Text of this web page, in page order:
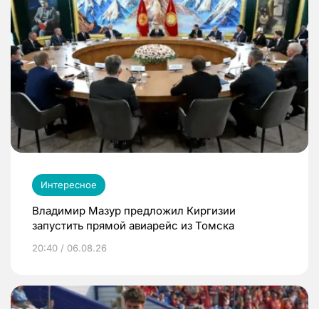
Интересное
Владимир Мазур предложил Киргизии
запустить прямой авиарейс из Томска
20:40 / 06.08.26